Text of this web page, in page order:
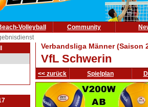
Volleyball Community
Verbandsliga Männer (Saison
VfL Schwerin
<< zurück Spielplan